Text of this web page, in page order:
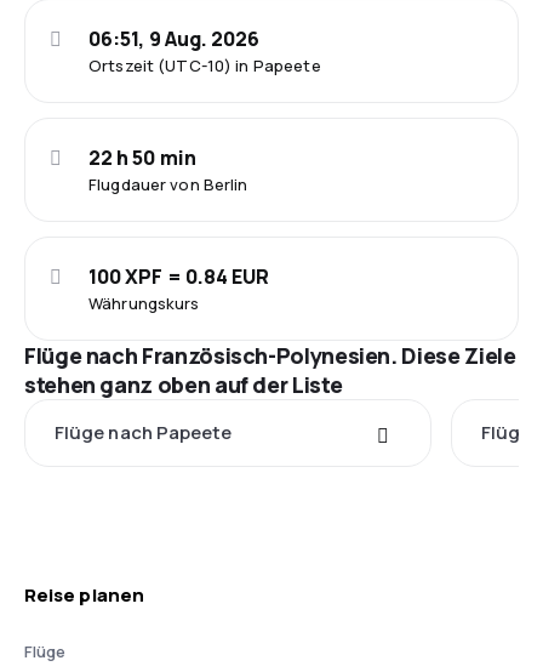
Ortszeit (UTC-10) in Papeete
06:51, 9 Aug. 2026
Flugdauer von Berlin
22 h 50 min
Währungskurs
100 XPF = 0.84 EUR
Flüge nach Französisch-Polynesien. Diese Ziele
stehen ganz oben auf der Liste
Flüge nach Papeete Flüge
Reise planen
Flüge